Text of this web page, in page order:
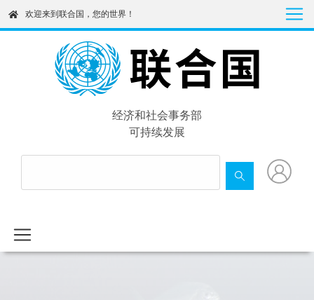
content
欢迎来到联合国，您的世界！
经济和社会事务部
可持续发展